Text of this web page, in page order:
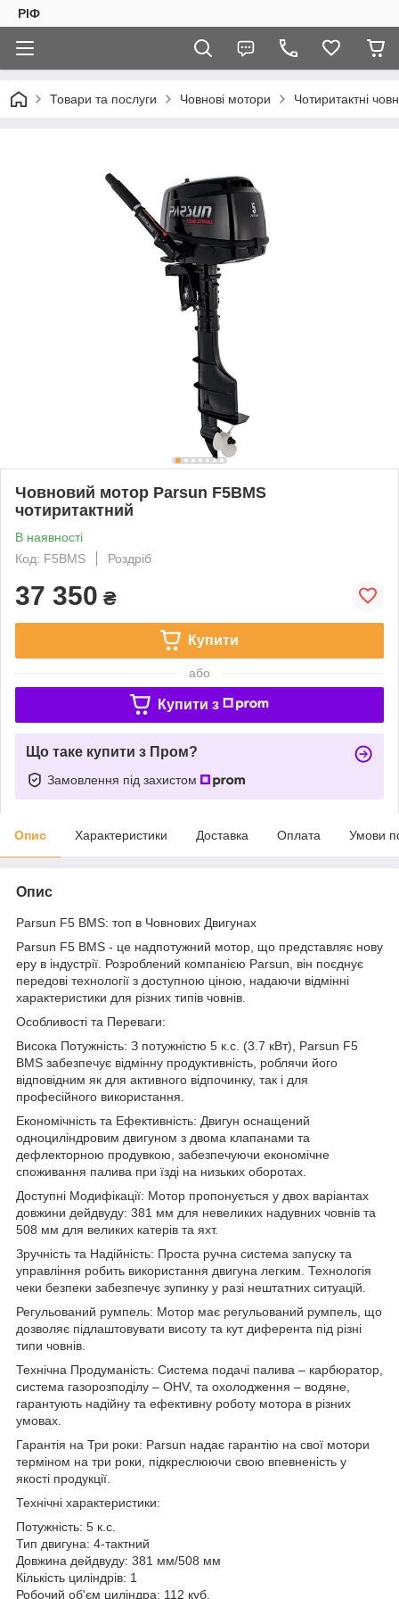
РІФ
Товари та послуги Човнові мотори Чотиритактні
Човновий мотор Parsun F5BMS
чотиритактний
В наявності
Код: F5BMS
Роздріб
37 350 ₴
Купити
або
Купити з
Що таке купити з Пром?
Замовлення під захистом
Опис Характеристики Доставка Оплата Умови
Опис
Parsun F5 BMS: топ в Човнових Двигунах
Parsun F5 BMS - це надпотужний мотор, що представляє нову
еру в індустрії. Розроблений компанією Parsun, він поєднує
передові технології з доступною ціною, надаючи відмінні
характеристики для різних типів човнів.
Особливості та Переваги:
Висока Потужність: З потужністю 5 к.с. (3.7 кВт), Parsun F5
BMS забезпечує відмінну продуктивність, роблячи його
відповідним як для активного відпочинку, так і для
професійного використання.
Економічність та Ефективність: Двигун оснащений
одноциліндровим двигуном з двома клапанами та
дефлекторною продувкою, забезпечуючи економічне
споживання палива при їзді на низьких оборотах.
Доступні Модифікації: Мотор пропонується у двох варіантах
довжини дейдвуду: 381 мм для невеликих надувних човнів та
508 мм для великих катерів та яхт.
Зручність та Надійність: Проста ручна система запуску та
управління робить використання двигуна легким. Технологія
чеки безпеки забезпечує зупинку у разі нештатних ситуацій.
Регульований румпель: Мотор має регульований румпель, що
дозволяє підлаштовувати висоту та кут диферента під різні
типи човнів.
Технічна Продуманість: Система подачі палива – карбюратор,
система газорозподілу – OHV, та охолодження – водяне,
гарантують надійну та ефективну роботу мотора в різних
умовах.
Гарантія на Три роки: Parsun надає гарантію на свої мотори
терміном на три роки, підкреслюючи свою впевненість у
якості продукції.
Технічні характеристики:
Потужність: 5 к.с.
Тип двигуна: 4-тактний
Довжина дейдвуду: 381 мм/508 мм
Кількість циліндрів: 1
Робочий об'єм циліндра: 112 куб.